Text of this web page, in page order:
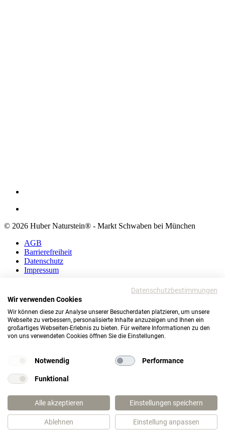
© 2026 Huber Naturstein® - Markt Schwaben bei München
AGB
Barrierefreiheit
Datenschutz
Impressum
Barrierefreiheit
Impressum
© 2026 Huber Naturstein®
Markt Schwaben bei München
Datenschutzbestimmungen
Wir verwenden Cookies
Wir können diese zur Analyse unserer Besucherdaten platzieren, um unsere
Webseite zu verbessern, personalisierte Inhalte anzuzeigen und Ihnen ein
großartiges Webseiten-Erlebnis zu bieten. Für weitere Informationen zu den
von uns verwendeten Cookies öffnen Sie die Einstellungen.
Notwendig Performance
Funktional
Alle akzeptieren Einstellungen speichern
Ablehnen Einstellung anpassen